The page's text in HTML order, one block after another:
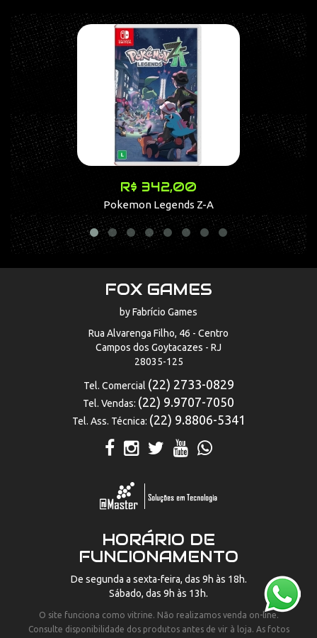
R$ 342,00
Pokemon Legends Z-A
FOX GAMES
by Fabrício Games
Rua Alvarenga Filho, 46 - Centro
Campos dos Goytacazes - RJ
28035-125
Tel. Comercial (22) 2733-0829
Tel. Vendas: (22) 9.9707-7050
Tel. Ass. Técnica: (22) 9.8806-5341
HORÁRIO DE
FUNCIONAMENTO
De segunda a sexta-feira, das 9h às 18h.
Sábado, das 9h às 13h.
O site funciona como vitrine. Não realizamos venda on-line.
Consulte disponibilidade dos produtos antes de vir à loja. As fotos